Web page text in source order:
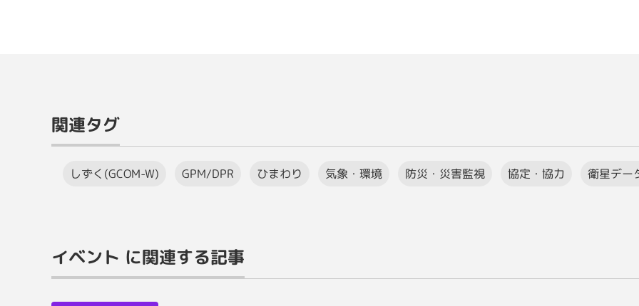
関連タグ
しずく(GCOM-W) GPM/DPR ひまわり 気象・環境 防災・災害監視 協定・協力 衛星デー
イベント に関連する記事